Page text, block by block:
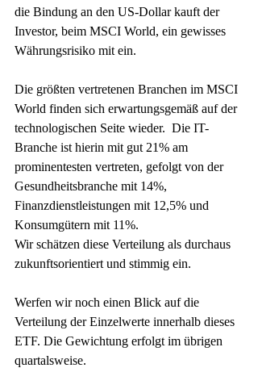
die Bindung an den US-Dollar kauft der
Investor, beim MSCI World, ein gewisses
Währungsrisiko mit ein.
Die größten vertretenen Branchen im MSCI
World finden sich erwartungsgemäß auf der
technologischen Seite wieder.  Die IT-
Branche ist hierin mit gut 21% am
prominentesten vertreten, gefolgt von der
Gesundheitsbranche mit 14%,
Finanzdienstleistungen mit 12,5% und
Konsumgütern mit 11%.
Wir schätzen diese Verteilung als durchaus
zukunftsorientiert und stimmig ein.
Werfen wir noch einen Blick auf die
Verteilung der Einzelwerte innerhalb dieses
ETF. Die Gewichtung erfolgt im übrigen
quartalsweise.